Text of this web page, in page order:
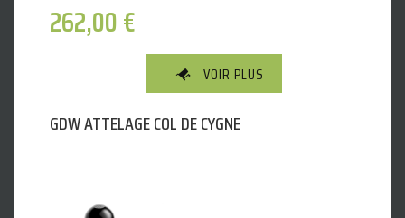
262,00€
VOIR PLUS
GDW ATTELAGE COL DE CYGNE